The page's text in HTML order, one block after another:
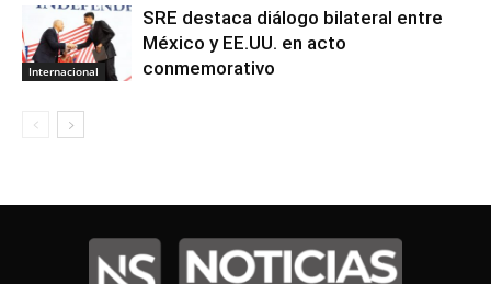
Internacional
SRE destaca diálogo bilateral entre
México y EE.UU. en acto
conmemorativo